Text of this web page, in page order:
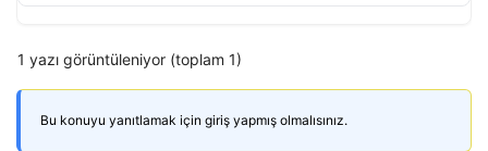
1 yazı görüntüleniyor (toplam 1)
Bu konuyu yanıtlamak için giriş yapmış olmalısınız.